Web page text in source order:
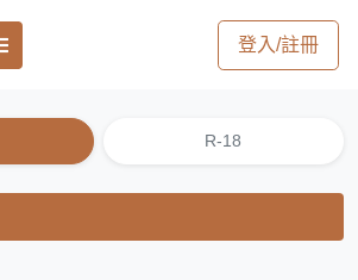
登入/註冊
R-18